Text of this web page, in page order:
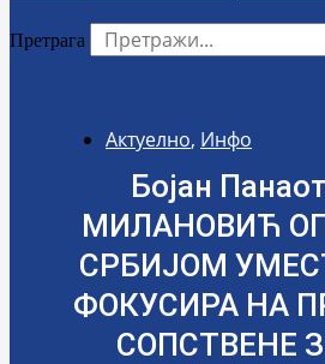
Претрага
Актуелно, Инфо
Бојан
МИЛАНОВИЋ
СРБИЈОМ
ФОКУСИРА НА
СОПСТВЕНЕ